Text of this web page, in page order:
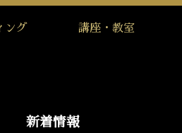
ング 講座・教室
新着情報